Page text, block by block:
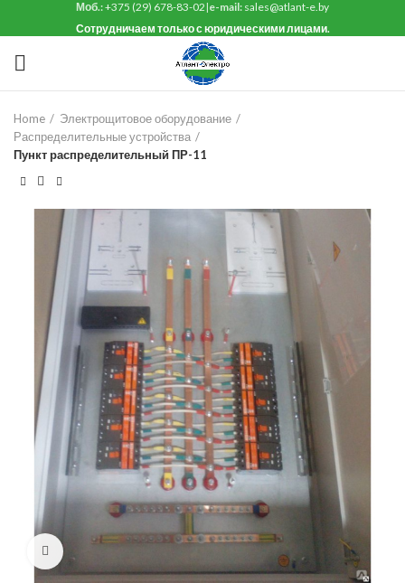
Моб.:+375 (29) 678-83-02 |e-mail: sales@atlant-e.by
Сотрудничаем только с юридическими лицами.
Home
Электрощитовое оборудование
Распределительные устройства
Пункт распределительный ПР-11